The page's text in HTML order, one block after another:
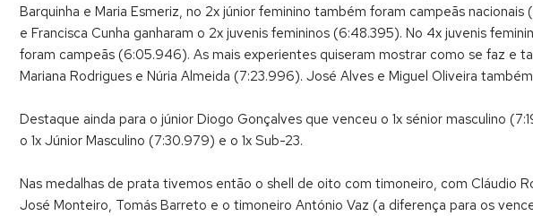
Barquinha e Maria Esmeriz, no 2x júnior feminino também foram campeãs
e Francisca Cunha ganharam o 2x juvenis femininos (6:48.395). No 4x juvenis
foram campeãs (6:05.946). As mais experientes quiseram mostrar como se faz e
Mariana Rodrigues e Núria Almeida (7:23.996). José Alves e Miguel Oliveira
Destaque ainda para o júnior Diogo Gonçalves que venceu o 1x sénior masculino
o 1x Júnior Masculino (7:30.979) e o 1x Sub-23.
Nas medalhas de prata tivemos então o shell de oito com timoneiro, com Cláudio
José Monteiro, Tomás Barreto e o timoneiro António Vaz (a diferença para os